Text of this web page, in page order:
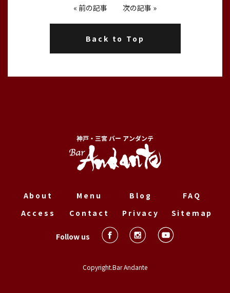
« 前の記事 次の記事 »
Back to Top
神戸・三宮 バー アンダンテ
About Menu Blog
FAQ
Access
Contact Privacy Sitemap
Follow us
Copyright.Bar Andante